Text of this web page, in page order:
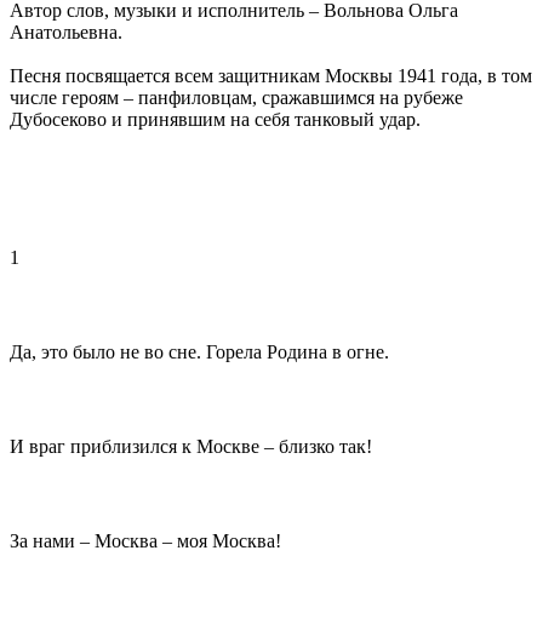
Автор слов, музыки и исполнитель – Вольнова Ольга
Анатольевна.
Песня посвящается всем защитникам Москвы 1941 года, в том
числе героям – панфиловцам, сражавшимся на рубеже
Дубосеково и принявшим на себя танковый удар.
1
Да, это было не во сне. Горела Родина в огне.
И враг приблизился к Москве – близко так!
За нами – Москва – моя Москва!